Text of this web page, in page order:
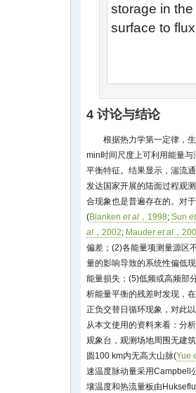
storage in
surface to
4 讨论与结论
根据热力学第一定律，
min时间尺度上可利用能量
平衡特征。结果显示，湍流
发达国家开展的陆面过程观
合现象也是普遍存在的。对
(Blanken et al ，1998; Sun
al ，2002; Mauder et al ，
偏差；(2)各能量项测量源区
量的影响导致的系统性偏低
能量损失；(5)低频或高频部
析能量平衡的残差时发现，
正负交替日循环现象，对此
从本文使用的资料来看：分
观象台，观测场地周围无建
圆100 km内无高大山脉(Yue
速温度脉动量采用Campbell
壤温度和热流量板由